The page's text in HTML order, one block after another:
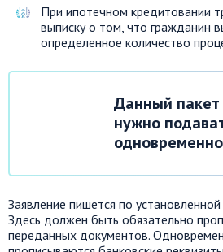
При ипотечном кредитовании
выписку о том, что гражданин
определенное количество
Данный
нужно
Заявление пишется по
Здесь должен быть обязательно
переданных документов.